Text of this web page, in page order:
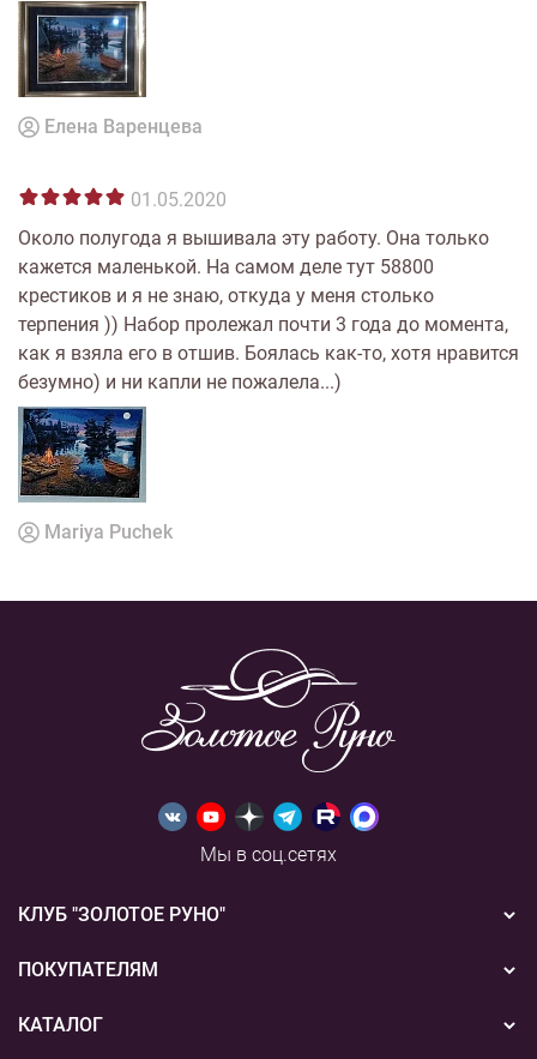
Елена Варенцева
01.05.2020
Около полугода я вышивала эту работу. Она только
кажется маленькой. На самом деле тут 58800
крестиков и я не знаю, откуда у меня столько
терпения )) Набор пролежал почти 3 года до момента,
как я взяла его в отшив. Боялась как-то, хотя нравится
безумно) и ни капли не пожалела...)
Mariya Puchek
Мы в соц.сетях
КЛУБ "ЗОЛОТОЕ РУНО"
Новости
Акции
ПОКУПАТЕЛЯМ
Бонусная система
КАТАЛОГ